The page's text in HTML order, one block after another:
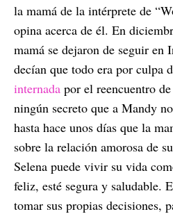
la mamá de la intérprete de
opina acerca de él. En
mamá se dejaron de seguir en
decían que todo era por culpa
internada por el reencuentro
ningún secreto que a Mandy
hasta hace unos días que la
sobre la relación amorosa de
Selena puede vivir su vida
feliz, esté segura y saludable.
tomar sus propias decisiones,